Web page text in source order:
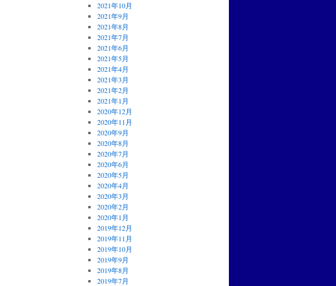
2021年10月
2021年9月
2021年8月
2021年7月
2021年6月
2021年5月
2021年4月
2021年3月
2021年2月
2021年1月
2020年12月
2020年11月
2020年9月
2020年8月
2020年7月
2020年6月
2020年5月
2020年4月
2020年3月
2020年2月
2020年1月
2019年12月
2019年11月
2019年10月
2019年9月
2019年8月
2019年7月